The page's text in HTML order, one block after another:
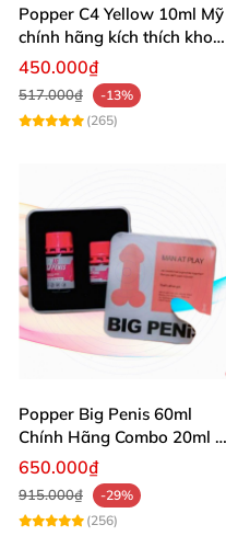
Popper C4 Yellow 10ml Mỹ
chính hãng kích thích khoái
cảm
450.000₫
517.000₫
-13%
(265)
Popper Big Penis 60ml
Chính Hãng Combo 20ml +
40ml Tăng Khoái Cảm Cho
Top & Bot
650.000₫
915.000₫
-29%
(256)